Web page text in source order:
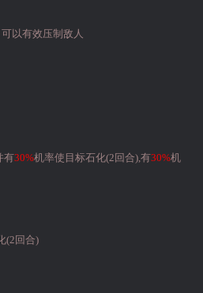
以有效压制敌人
有30%机率使目标石化(2回合),有30%机
(2回合)